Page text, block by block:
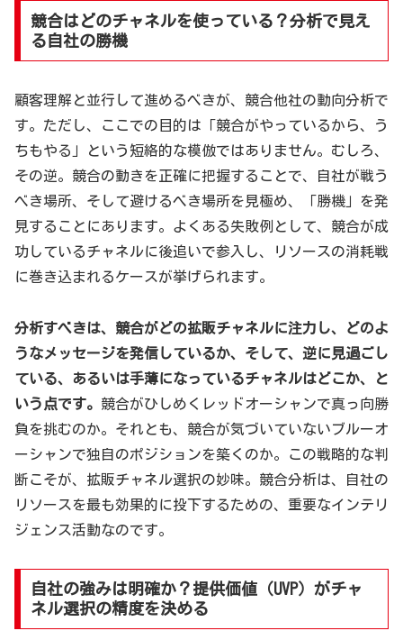
競合はどのチャネルを使っている？分析で見え
る自社の勝機
顧客理解と並行して進めるべきが、競合他社の動向分析で
す。ただし、ここでの目的は「競合がやっているから、う
ちもやる」という短絡的な模倣ではありません。むしろ、
その逆。競合の動きを正確に把握することで、自社が戦う
べき場所、そして避けるべき場所を見極め、「勝機」を発
見することにあります。よくある失敗例として、競合が成
功しているチャネルに後追いで参入し、リソースの消耗戦
に巻き込まれるケースが挙げられます。
分析すべきは、競合がどの拡販チャネルに注力し、どのよ
うなメッセージを発信しているか、そして、逆に見過ごし
ている、あるいは手薄になっているチャネルはどこか、と
いう点です。 競合がひしめくレッドオーシャンで真っ向勝
負を挑むのか。それとも、競合が気づいていないブルーオ
ーシャンで独自のポジションを築くのか。この戦略的な判
断こそが、拡販チャネル選択の妙味。競合分析は、自社の
リソースを最も効果的に投下するための、重要なインテリ
ジェンス活動なのです。
自社の強みは明確か？提供価値（UVP）がチャ
ネル選択の精度を決める